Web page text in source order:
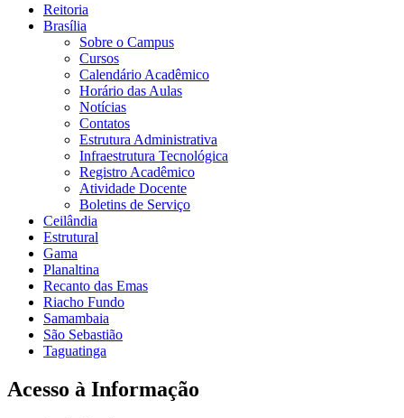
Reitoria
Brasília
Sobre o Campus
Cursos
Calendário Acadêmico
Horário das Aulas
Notícias
Contatos
Estrutura Administrativa
Infraestrutura Tecnológica
Registro Acadêmico
Atividade Docente
Boletins de Serviço
Ceilândia
Estrutural
Gama
Planaltina
Recanto das Emas
Riacho Fundo
Samambaia
São Sebastião
Taguatinga
Acesso à Informação